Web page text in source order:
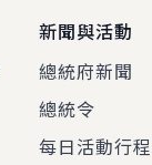
新聞與活動
總統府新聞
總統令
每日活動行程